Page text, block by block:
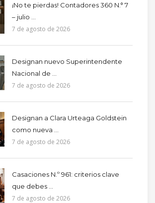
¡No te pierdas! Contadores 360 N.° 7
– julio ...
7 de agosto de 2026
Designan nuevo Superintendente
Nacional de ...
7 de agosto de 2026
Designan a Clara Urteaga Goldstein
como nueva ...
7 de agosto de 2026
Casaciones N.º 961: criterios clave
que debes ...
7 de agosto de 2026